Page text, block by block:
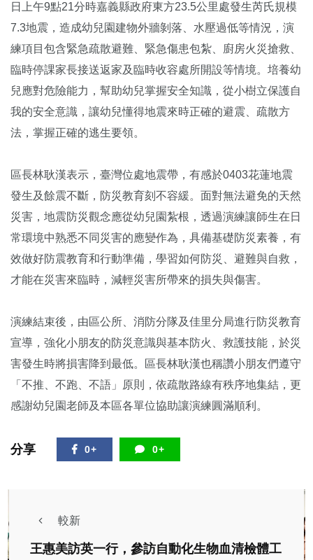
日上午9點21分時嘉義縣政府東方23.5公里處發生芮氏規模
7.3地震，造成幼兒園建物外牆剝落、水壓過低等情況，演
練項目包含緊急疏散避難、緊急傷患包紮、廚房火災搶救、
臨時停課家長接送返家及臨時收容處所開設等情境。培養幼
兒應對危險能力，幫助幼兒掌握安全知識，從小樹立保護自
我的安全意識，讓幼兒懂得地震來時正確的避震、疏散方
法，掌握正確的逃生要領。
區長林耿漢表示，臺灣位處地震帶，有感於0403花蓮地震
發生及餘震不斷，防災教育刻不容緩。面對無法避免的天然
災害，地震防災觀念應從幼兒園紮根，透過演練讓師生在日
常環境中熟悉不同災害的應變作為，具備基礎防災素養，有
效做好防震教育和行動準備，學習如何防災、避難與自救，
才能在災害來臨時，減輕災害所帶來的損失與傷害。
演練結束後，由區公所、消防分隊及佳里分局進行防災教育
宣導，強化小朋友的防災意識與基本防火、救護技能，於災
害發生時將損害降到最低。區長林耿漢也稱讚小朋友們遵守
「不推、不跑、不語」原則，依疏散路線有秩序地集結，更
感謝幼兒園老師及本區各單位協助讓演練圓滿順利。
分享 0+ 0+
較新
王惠美訪英一行，參訪自動化生物血清檢體工